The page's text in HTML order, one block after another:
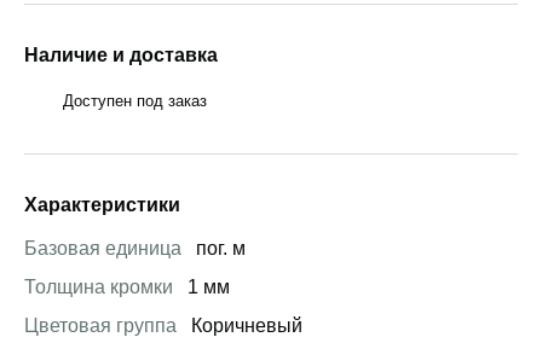
Наличие и доставка
Доступен под заказ
Характеристики
Базовая единица
пог. м
Толщина кромки
1 мм
Цветовая группа
Коричневый